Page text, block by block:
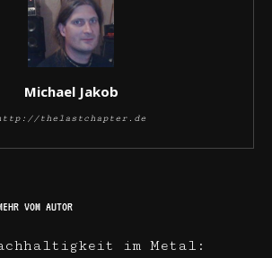
Michael Jakob
thelastchapter.de
VOM AUTOR
im Metal: